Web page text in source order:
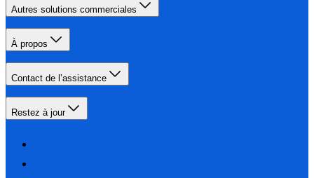
Autres solutions commerciales
À propos
Contact de l’assistance
Restez à jour